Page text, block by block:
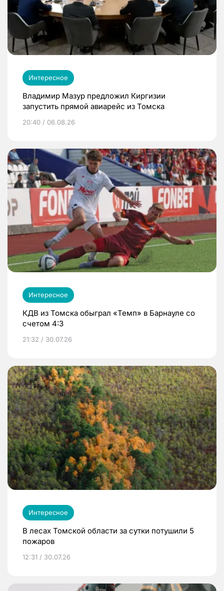
Интересное
Владимир Мазур предложил Киргизии
запустить прямой авиарейс из Томска
20:40 / 06.08.26
Интересное
КДВ из Томска обыграл «Темп» в Барнауле со
счетом 4:3
21:32 / 30.07.26
Интересное
В лесах Томской области за сутки потушили 5
пожаров
12:31 / 30.07.26